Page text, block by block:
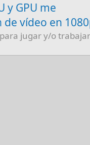
y GPU me
vídeo en
jugar y/o trabajar